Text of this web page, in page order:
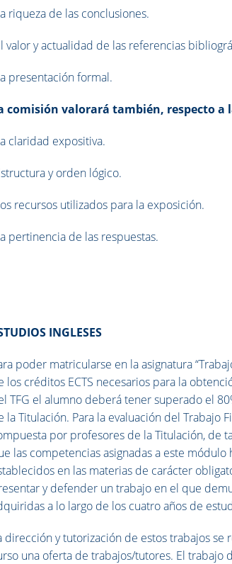
riqueza de las conclusiones.
valor y actualidad de las referencias
presentación formal.
comisión valorará también, respecto
claridad expositiva.
y orden lógico.
recursos utilizados para la exposición.
pertinencia de las respuestas.
INGLESES
poder matricularse en la asignatura
los créditos ECTS necesarios para la
TFG el alumno deberá tener superado el
la Titulación. Para la evaluación del Trabajo
por profesores de la Titulación, de
las competencias asignadas a este
en las materias de carácter
y defender un trabajo en el que
a lo largo de los cuatro años de
dirección y tutorización de estos trabajos
una oferta de trabajos/tutores. El